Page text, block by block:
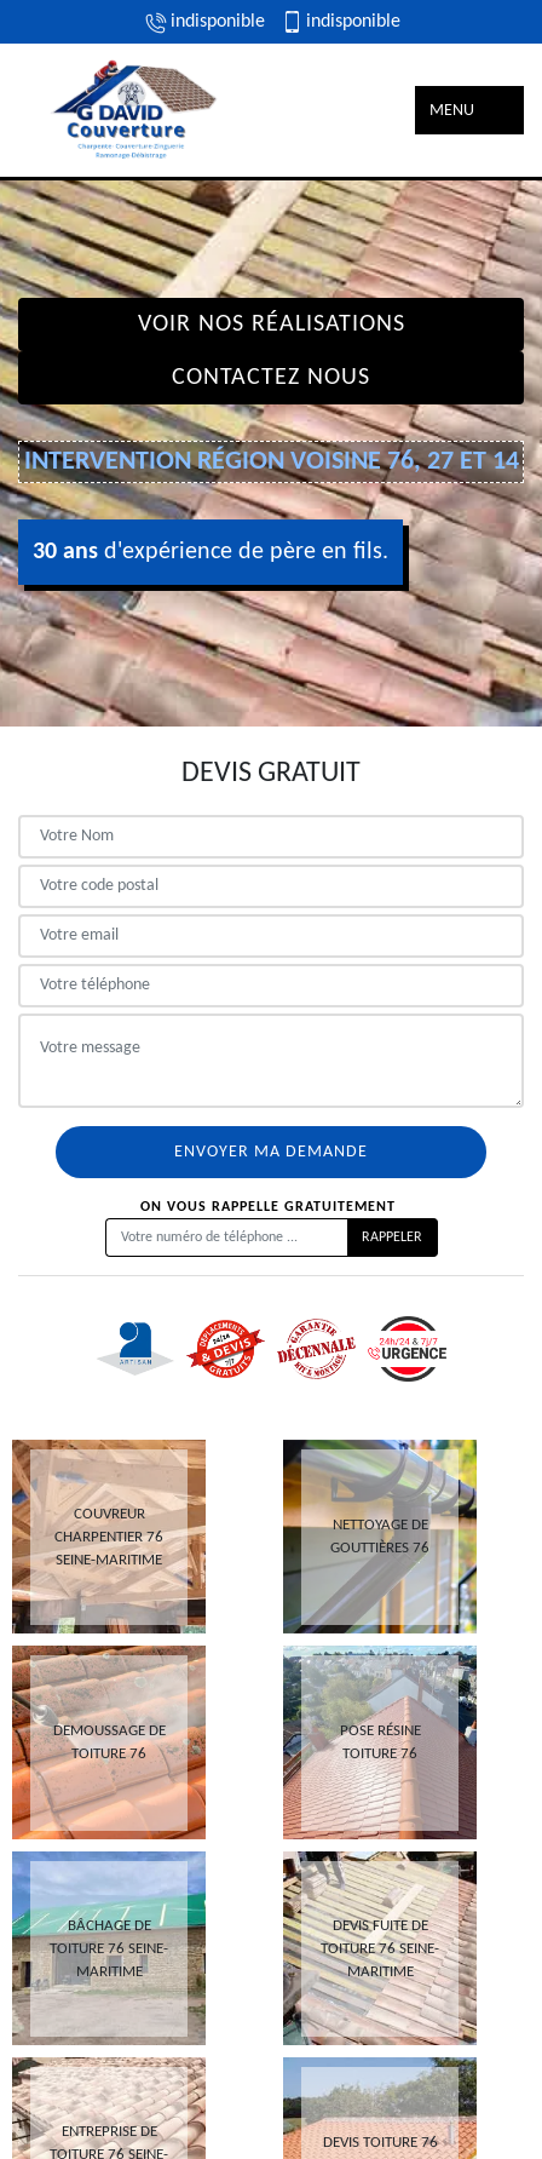
indisponible indisponible
MENU
VOIR NOS RÉALISATIONS
CONTACTEZ NOUS
INTERVENTION RÉGION VOISINE 76, 27 ET 14
30 ans d'expérience de père en fils.
DEVIS GRATUIT
ON VOUS RAPPELLE GRATUITEMENT
COUVREUR
CHARPENTIER 76
SEINE-MARITIME
NETTOYAGE DE
GOUTTIÈRES 76
DEMOUSSAGE DE
TOITURE 76
POSE RÉSINE
TOITURE 76
BÂCHAGE DE
TOITURE 76 SEINE-
MARITIME
DEVIS FUITE DE
TOITURE 76 SEINE-
MARITIME
ENTREPRISE DE
TOITURE 76 SEINE-
DEVIS TOITURE 76